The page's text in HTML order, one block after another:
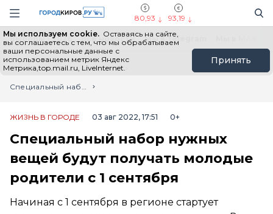
Навигация сайта
80,93 93,19
Мы используем cookie. Оставаясь на сайте,
вы соглашаетесь с тем, что мы обрабатываем
ваши персональные данные с
использованием метрик Яндекс
Метрика,top.mail.ru, LiveInternet.
Принять
Выборы - 2026 Все новости Мы в Telegram
Главная
Лента новостей
Специальный набор нужных вещей будут получать молодые родители с 1 сентября
ЖИЗНЬ В ГОРОДЕ 03 авг 2022, 17:51 0+
Специальный набор нужных
вещей будут получать молодые
родители с 1 сентября
Начиная с 1 сентября в регионе стартует